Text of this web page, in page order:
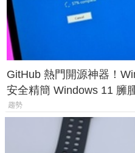
GitHub 熱門開源神器！
安全精簡 Windows 11 臃
後台追蹤
趨勢